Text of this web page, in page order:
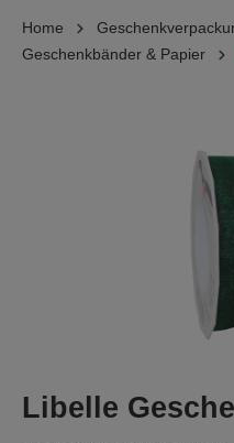
Home
Geschenkbänder & Papier
Libelle